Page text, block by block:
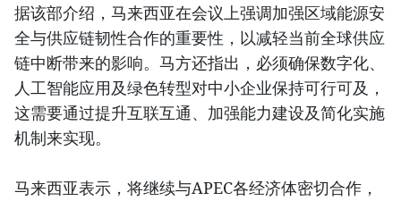
据该部介绍，马来西亚在会议上强调加强区域能源安
全与供应链韧性合作的重要性，以减轻当前全球供应
链中断带来的影响。马方还指出，必须确保数字化、
人工智能应用及绿色转型对中小企业保持可行可及，
这需要通过提升互联互通、加强能力建设及简化实施
机制来实现。
马来西亚表示，将继续与APEC各经济体密切合作，